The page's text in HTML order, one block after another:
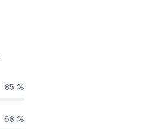
100 %
80 %